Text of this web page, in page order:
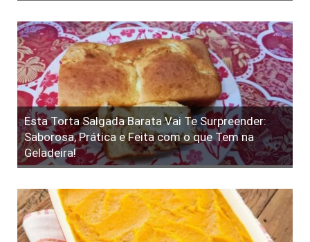
Esta Torta Salgada Barata Vai Te Surpreender:
Saborosa, Prática e Feita com o que Tem na
Geladeira!